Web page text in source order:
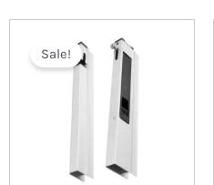
Sale!